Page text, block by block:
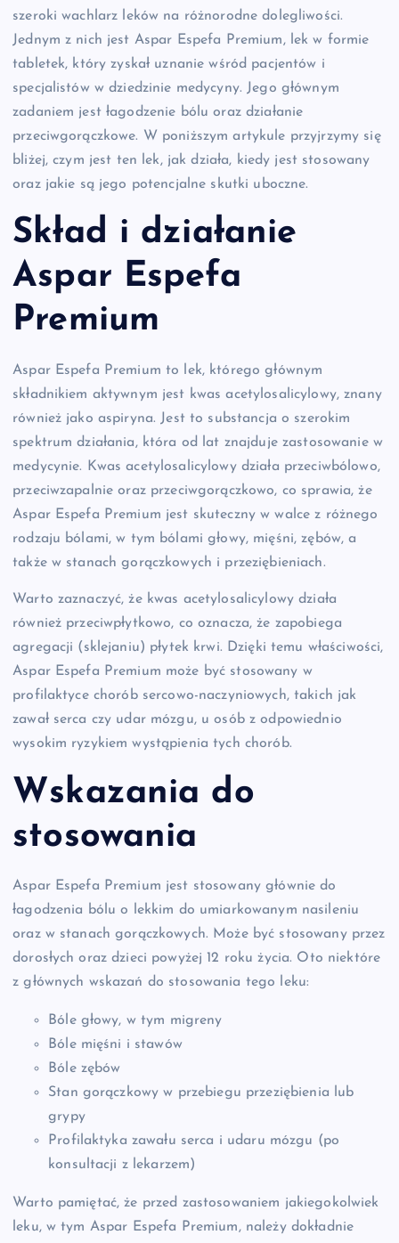
szeroki wachlarz leków na różnorodne dolegliwości.
Jednym z nich jest Aspar Espefa Premium, lek w formie
tabletek, który zyskał uznanie wśród pacjentów i
specjalistów w dziedzinie medycyny. Jego głównym
zadaniem jest łagodzenie bólu oraz działanie
przeciwgorączkowe. W poniższym artykule przyjrzymy się
bliżej, czym jest ten lek, jak działa, kiedy jest stosowany
oraz jakie są jego potencjalne skutki uboczne.
Skład i działanie
Aspar Espefa
Premium
Aspar Espefa Premium to lek, którego głównym
składnikiem aktywnym jest kwas acetylosalicylowy, znany
również jako aspiryna. Jest to substancja o szerokim
spektrum działania, która od lat znajduje zastosowanie w
medycynie. Kwas acetylosalicylowy działa przeciwbólowo,
przeciwzapalnie oraz przeciwgorączkowo, co sprawia, że
Aspar Espefa Premium jest skuteczny w walce z różnego
rodzaju bólami, w tym bólami głowy, mięśni, zębów, a
także w stanach gorączkowych i przeziębieniach.
Warto zaznaczyć, że kwas acetylosalicylowy działa
również przeciwpłytkowo, co oznacza, że zapobiega
agregacji (sklejaniu) płytek krwi. Dzięki temu właściwości,
Aspar Espefa Premium może być stosowany w
profilaktyce chorób sercowo-naczyniowych, takich jak
zawał serca czy udar mózgu, u osób z odpowiednio
wysokim ryzykiem wystąpienia tych chorób.
Wskazania do
stosowania
Aspar Espefa Premium jest stosowany głównie do
łagodzenia bólu o lekkim do umiarkowanym nasileniu
oraz w stanach gorączkowych. Może być stosowany przez
dorosłych oraz dzieci powyżej 12 roku życia. Oto niektóre
z głównych wskazań do stosowania tego leku:
Bóle głowy, w tym migreny
Bóle mięśni i stawów
Bóle zębów
Stan gorączkowy w przebiegu przeziębienia lub
grypy
Profilaktyka zawału serca i udaru mózgu (po
konsultacji z lekarzem)
Warto pamiętać, że przed zastosowaniem jakiegokolwiek
leku, w tym Aspar Espefa Premium, należy dokładnie